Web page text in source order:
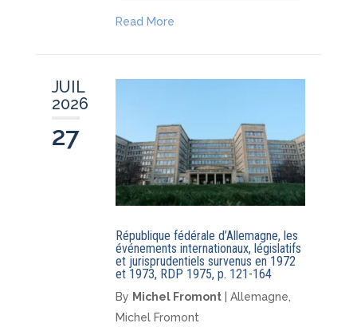
Read More
JUIL
2026
27
République fédérale d’Allemagne, les
événements internationaux, législatifs
et jurisprudentiels survenus en 1972
et 1973, RDP 1975, p. 121-164
By Michel Fromont| Allemagne,
Michel Fromont